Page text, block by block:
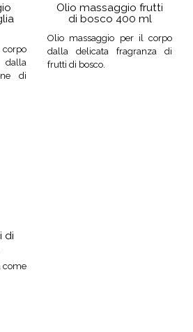
di
Olio massaggio frutti
di bosco 400 ml
Olio massaggio per il corpo
dalla delicata fragranza di
frutti di bosco.
di
come